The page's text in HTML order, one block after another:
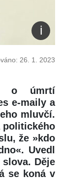
26. 1. 2023
o úmrtí
e-maily a
mluvčí.
politického
že »kdo
Uvedl
Děje
se koná v